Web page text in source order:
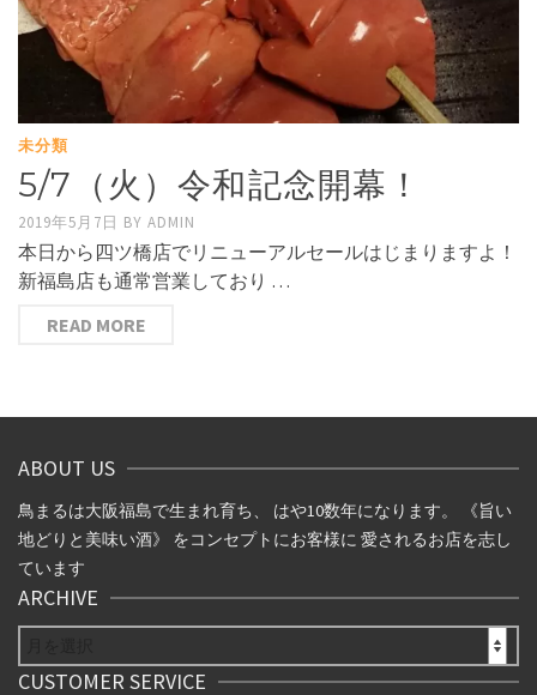
未分類
5/7（火）令和記念開幕！
2019年5月7日 BY ADMIN
本日から四ツ橋店でリニューアルセールはじまりますよ！
新福島店も通常営業しており …
READ MORE
ABOUT US
鳥まるは大阪福島で生まれ育ち、 はや10数年になります。 《旨い
地どりと美味い酒》 をコンセプトにお客様に 愛されるお店を志し
ています
ARCHIVE
CUSTOMER SERVICE